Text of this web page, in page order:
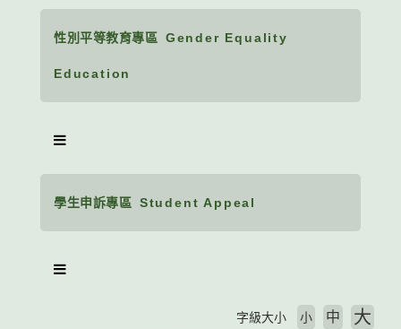
性別平等教育專區 Gender Equality
Education
學生申訴專區 Student Appeal
字級大小 小 中 大